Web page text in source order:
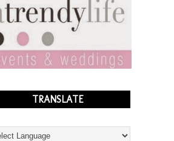
TRANSLATE